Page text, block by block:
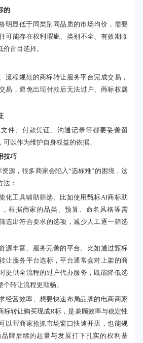
的
明显低于同类别同品质的市场均价，需要
可能存在权利瑕疵、类别不全、有效期临
盲目选择。
流程规范的商标转让服务平台完成交易，
易，避免出现付款后无法过户、商标权属
件、付款凭证、沟通记录等都要妥善留
以作为维护自身权益的依据。
技巧
源，很多商家会陷入“选标难”的困境，这
法：
化工具辅助筛选。比如使用甄标AI商标助
根据商家的品类、预算、命名风格等需
选出符合要求的选项，减少人工逐一筛选
源丰富、服务完善的平台。比如通过甄标
让服务平台选标，平台通常会对上架的商
提供全流程的过户代办服务，既能降低选
转让流程更顺畅。
经营效率、想要快速布局品牌的电商商家
标转让购买现成R标，是兼顾效率与稳定性
以帮商家抢抓市场窗口快速开店，也能规
牌后续的起量与发展打下扎实的权利基